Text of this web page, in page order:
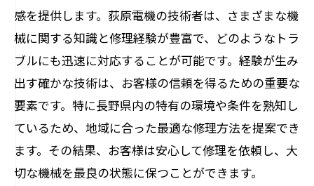
迅速な出張修理サービス
地元企業との連携による信頼
地域限定キャンペーンの魅力
長野県全域をカバーするネットワーク
お客様第一の丁寧な対応
荻原電機の熟練技術者が機械修理の課題を解
決します
感を提供します。荻原電機の技術者は、さまざまな機
械に関する知識と修理経験が豊富で、どのようなトラ
ブルにも迅速に対応することが可能です。経験が生み
出す確かな技術は、お客様の信頼を得るための重要な
要素です。特に長野県内の特有の環境や条件を熟知し
ているため、地域に合った最適な修理方法を提案でき
ます。その結果、お客様は安心して修理を依頼し、大
切な機械を最良の状態に保つことができます。